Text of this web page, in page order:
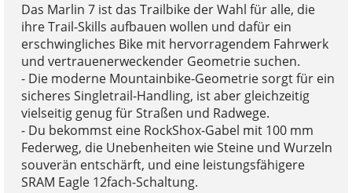
Das Marlin 7 ist das Trailbike der Wahl für alle, die
ihre Trail-Skills aufbauen wollen und dafür ein
erschwingliches Bike mit hervorragendem Fahrwerk
und vertrauenerweckender Geometrie suchen.
- Die moderne Mountainbike-Geometrie sorgt für ein
sicheres Singletrail-Handling, ist aber gleichzeitig
vielseitig genug für Straßen und Radwege.
- Du bekommst eine RockShox-Gabel mit 100 mm
Federweg, die Unebenheiten wie Steine und Wurzeln
souverän entschärft, und eine leistungsfähigere
SRAM Eagle 12fach-Schaltung.